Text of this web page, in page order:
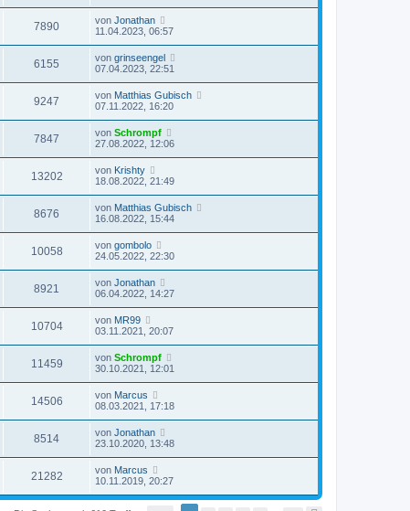
7890 von Jonathan
11.04.2023, 06:57
6155 von grinseengel
07.04.2023, 22:51
9247 von Matthias Gubisch
07.11.2022, 16:20
7847 von Schrompf
27.08.2022, 12:06
13202 von Krishty
18.08.2022, 21:49
8676 von Matthias Gubisch
16.08.2022, 15:44
10058 von gombolo
24.05.2022, 22:30
8921 von Jonathan
06.04.2022, 14:27
10704 von MR99
03.11.2021, 20:07
11459 von Schrompf
30.10.2021, 12:01
14506 von Marcus
08.03.2021, 17:18
8514 von Jonathan
23.10.2020, 13:48
21282 von Marcus
10.11.2019, 20:27